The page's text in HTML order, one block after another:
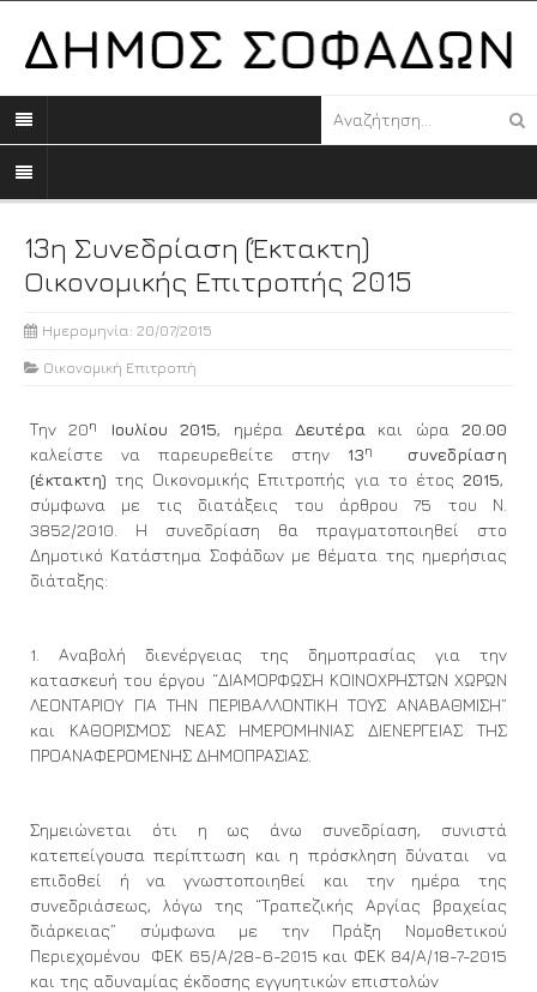
13η Συνεδρίαση (έκτακτη)
Οικονομικής Επιτροπής 2015
Ημερομηνία: 20/07/2015
Οικονομική Επιτροπή
Την 20η Ιουλίου 2015, ημέρα Δευτέρα και ώρα 20.00
καλείστε να παρευρεθείτε στην 13η
συνεδρίαση
(έκτακτη)της Οικονομικής Επιτροπής για το έτος 2015,
σύμφωνα με τις διατάξεις του άρθρου 75 του Ν.
3852/2010. Η συνεδρίαση θα πραγματοποιηθεί στο
Δημοτικό Κατάστημα Σοφάδων με θέματα της ημερήσιας
διάταξης:
1. Αναβολή διενέργειας της δημοπρασίας για την
κατασκευή του έργου “ΔΙΑΜΟΡΦΩΣΗ ΚΟΙΝΟΧΡΗΣΤΩΝ ΧΩΡΩΝ
ΛΕΟΝΤΑΡΙΟΥ ΓΙΑ ΤΗΝ ΠΕΡΙΒΑΛΛΟΝΤΙΚΗ ΤΟΥΣ ΑΝΑΒΑΘΜΙΣΗ”
και ΚΑΘΟΡΙΣΜΟΣ ΝΕΑΣ ΗΜΕΡΟΜΗΝΙΑΣ ΔΙΕΝΕΡΓΕΙΑΣ ΤΗΣ
ΠΡΟΑΝΑΦΕΡΟΜΕΝΗΣ ΔΗΜΟΠΡΑΣΙΑΣ.
Σημειώνεται ότι η ως άνω συνεδρίαση, συνιστά
κατεπείγουσα περίπτωση και η πρόσκληση δύναται να
επιδοθεί ή να γνωστοποιηθεί και την ημέρα της
συνεδριάσεως, λόγω της “Τραπεζικής Αργίας βραχείας
διάρκειας” σύμφωνα με την Πράξη Νομοθετικού
Περιεχομένου ΦΕΚ 65/Α/28-6-2015 και ΦΕΚ 84/Α/18-7-2015
και της αδυναμίας έκδοσης εγγυητικών επιστολών